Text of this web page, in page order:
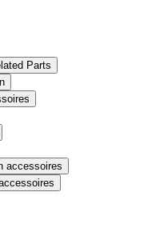
Parts
accessoires